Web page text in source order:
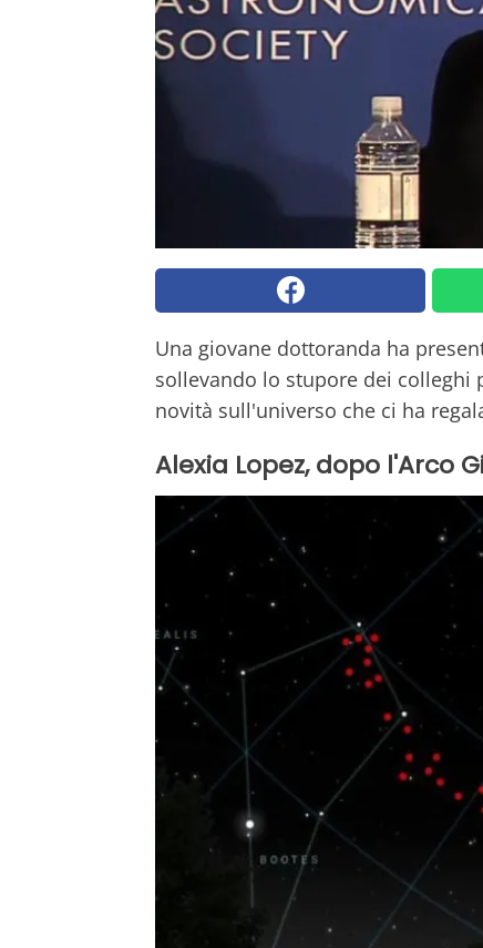
Una giovane dottoranda ha
sollevando lo stupore dei
novità sull'universo che ci ha
Alexia Lopez, dopo l'Arco